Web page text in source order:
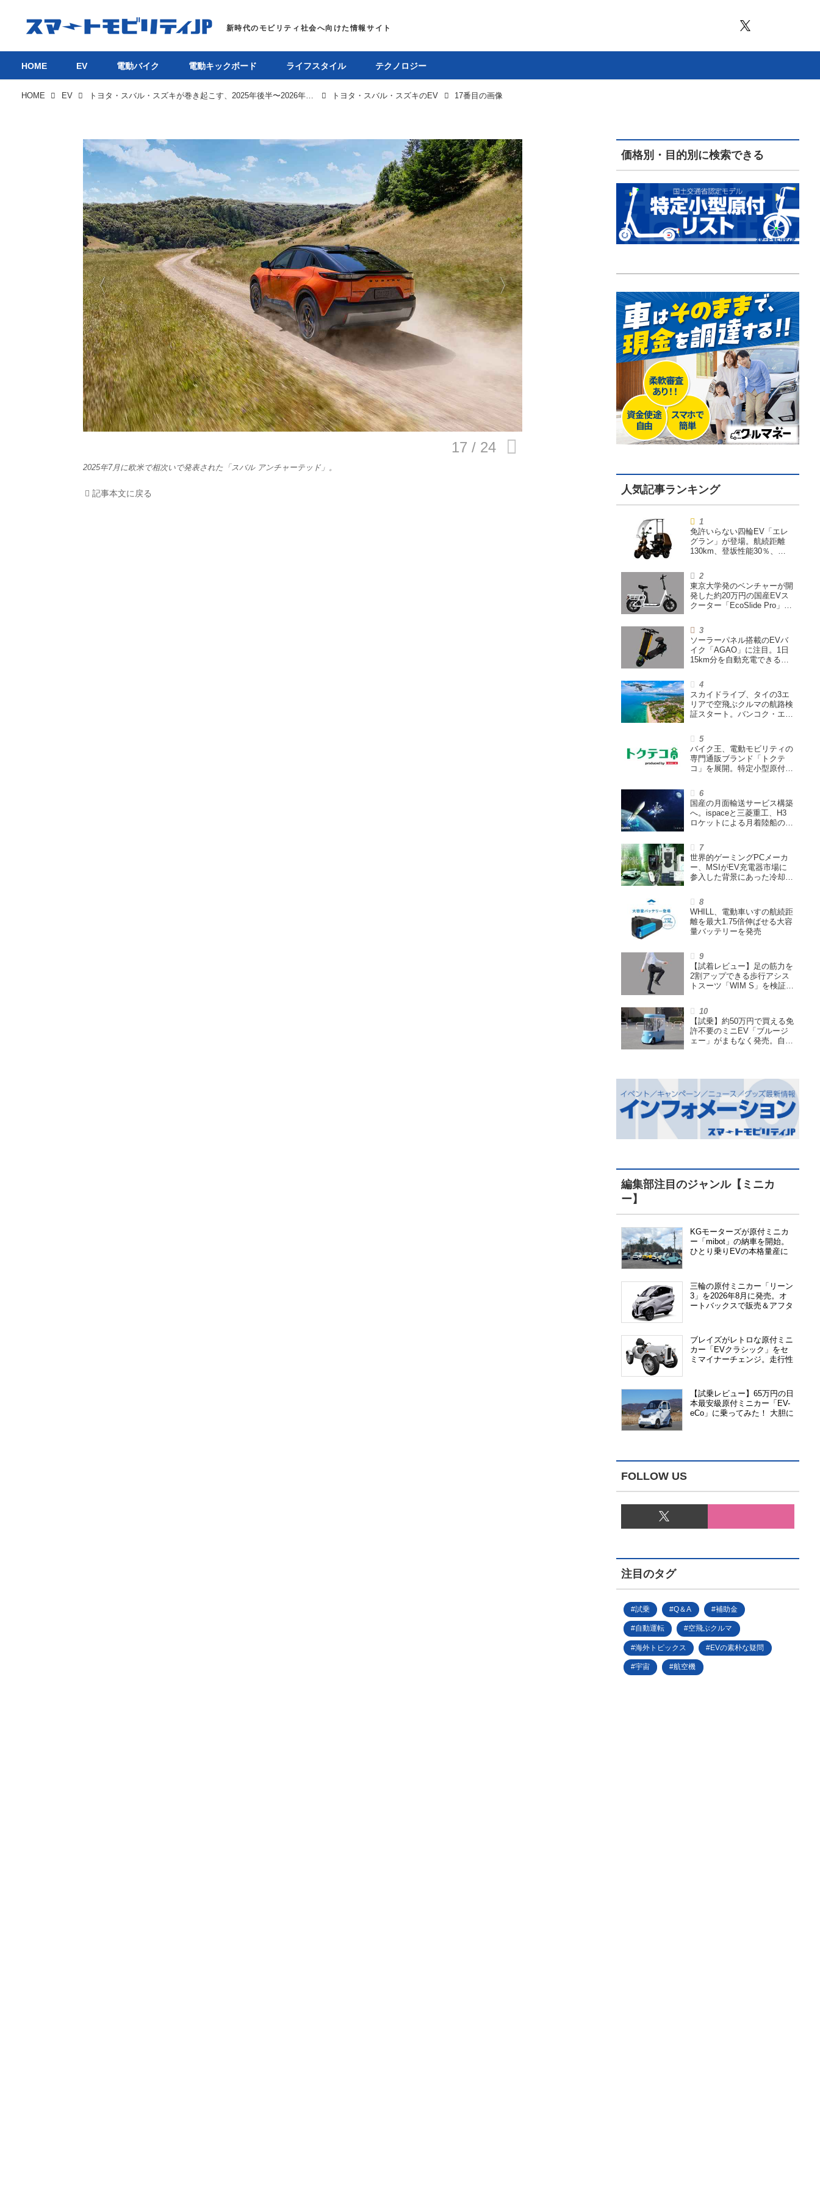
HOME
EV
電動バイク
電動キックボード
ライフスタイル
HOME EV 電動バイク 電動キックボード ライフスタイル テクノロジー
HOME EV トヨタ・スバル・スズキが巻き起こす、2025年後半〜2026年のEV旋風に備えよ トヨタ・スバル・スズキのEV 17番目の画像
2025年7月に欧米で相次いで発表された「スバル アンチャーテッド」。
記事本文に戻る
価格別・目的別に検索できる
免許いらない四輪EV「エレ
グラン」が登場。航続距離
130km、登坂性能30％、
東京大学発のベンチャーが開
発した約20万円の国産EVス
クーター「EcoSlide Pro」が
ハイパワー特定小型原付
ソーラーパネル搭載のEVバ
イク「AGAO」に注目。1日
15km分を自動充電できる
スカイドライブ、タイの3エ
リアで空飛ぶクルマの航路検
証スタート。バンコク・エア
指す
バイク王、電動モビリティの
専門通販ブランド「トクテ
コ」を展開。特定小型原付や
国産の月面輸送サービス構築
へ。ispaceと三菱重工、H3
ロケットによる月着陸船の打
結
世界的ゲーミングPCメーカ
ー、MSIがEV充電器市場に
参入した背景にあった冷却技
回】
WHILL、電動車いすの航続距
離を最大1.75倍伸ばせる大容
量バッテリーを発売
【試着レビュー】足の筋力を
2割アップできる歩行アシス
トスーツ「WIM S」を検証。
【試乗】約50万円で買える免
許不要のミニEV「ブルージ
ェー」がまもなく発売。自転
編集部注目のジャンル【ミニカ
ー】
KGモーターズが原付ミニカ
ー「mibot」の納車を開始。
ひとり乗りEVの本格量産に
三輪の原付ミニカー「リーン
3」を2026年8月に発売。オ
ートバックスで販売＆アフタ
ブレイズがレトロな原付ミニ
カー「EVクラシック」をセ
ミマイナーチェンジ。走行性
【試乗レビュー】65万円の日
本最安級原付ミニカー「EV-
eCo」に乗ってみた！ 大胆に
FOLLOW US
注目のタグ
試乗 Q＆A 補助金
自動運転 空飛ぶクルマ
海外トピックス EVの素朴な疑問
宇宙 航空機